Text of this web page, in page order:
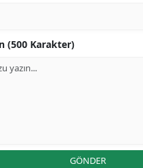
(500 Karakter)
GÖNDER